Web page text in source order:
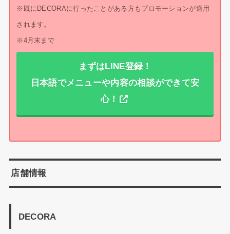
※既にDECORAに行ったことがある方もプロモーションが適用
されます。
※4月末まで
まずはLINE登録！
日本語でメニューや内容の相談ができて安
心！
店舗情報
DECORA